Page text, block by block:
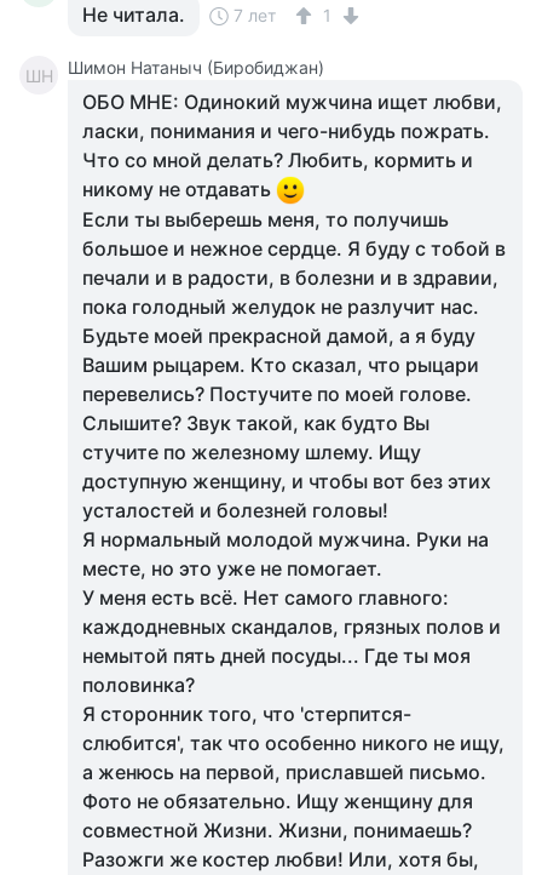
Не читала. 7 лет 1
ШН Шимон Натаныч (Биробиджан)
ОБО МНЕ: Одинокий мужчина ищет любви,
ласки, понимания и чего-нибудь пожрать.
Что со мной делать? Любить, кормить и
никому не отдавать
Если ты выберешь меня, то получишь
большое и нежное сердце. Я буду с тобой в
печали и в радости, в болезни и в здравии,
пока голодный желудок не разлучит нас.
Будьте моей прекрасной дамой, а я буду
Вашим рыцарем. Кто сказал, что рыцари
перевелись? Постучите по моей голове.
Слышите? Звук такой, как будто Вы
стучите по железному шлему. Ищу
доступную женщину, и чтобы вот без этих
усталостей и болезней головы!
Я нормальный молодой мужчина. Руки на
месте, но это уже не помогает.
У меня есть всё. Нет самого главного:
каждодневных скандалов, грязных полов и
немытой пять дней посуды... Где ты моя
половинка?
Я сторонник того, что 'стерпится-
слюбится', так что особенно никого не ищу,
а женюсь на первой, приславшей письмо.
Фото не обязательно. Ищу женщину для
совместной Жизни. Жизни, понимаешь?
Разожги же костер любви! Или, хотя бы,